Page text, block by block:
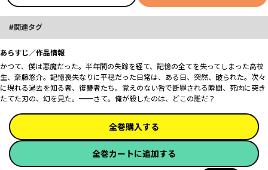
関連タグ
あらすじ／作品情報
かつて、僕は悪魔だった。半年間の失踪を経て、記憶の全てを失ってしまった高校
生、斎藤悠介。記憶喪失なりに平穏だった日常は、ある日、突然、破られた。次々
に現れる過去を知る者、復讐者たち。覚えのない咎で断罪される瞬間、死肉に突き
たてた刃の、幻を見た。━━さて。俺が殺したのは、どこの誰だ？
全巻購入する
全巻カートに追加する